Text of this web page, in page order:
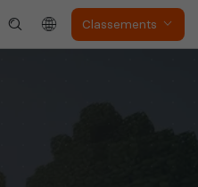
Classements